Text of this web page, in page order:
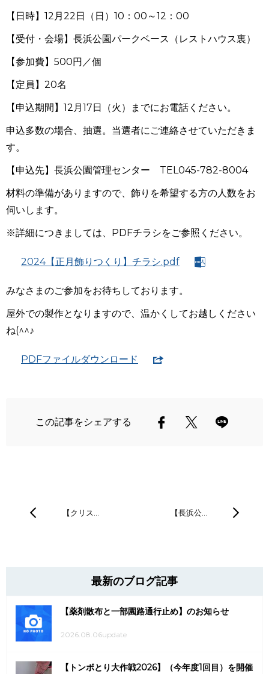
【日時】12月22日（日）10：00～12：00
【受付・会場】長浜公園パークベース（レストハウス裏）
【参加費】500円／個
【定員】20名
【申込期間】12月17日（火）までにお電話ください。
申込多数の場合、抽選。当選者にご連絡させていただきま
す。
【申込先】長浜公園管理センター TEL045-782-8004
材料の準備がありますので、飾りを希望する方の人数をお
伺いします。
※詳細につきましては、PDFチラシをご参照ください。
2024【正月飾りつくり】チラシ.pdf
みなさまのご参加をお待ちしております。
屋外での製作となりますので、温かくしてお越しください
ね(^^♪
PDFファイルダウンロード
この記事をシェアする
【クリス… 【長浜公…
最新のブログ記事
【薬剤散布と一部園路通行止め】のお知らせ
2026.08.06update
【トンボとり大作戦2026】（今年度1回目）を開催